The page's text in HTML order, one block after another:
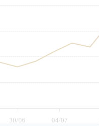
30/06 04/07